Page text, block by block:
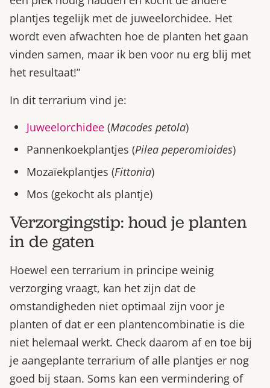
plantjes tegelijk met de juweelorchidee. Het
wordt even afwachten hoe de planten het gaan
vinden samen, maar ik ben voor nu erg blij met
het resultaat!”
In dit terrarium vind je:
Juweelorchidee (Macodes petola)
Pannenkoekplantjes (Pilea peperomioides)
Mozaïekplantjes (Fittonia)
Mos (gekocht als plantje)
Verzorgingstip: houd je planten
in de gaten
Hoewel een terrarium in principe weinig
verzorging vraagt, kan het zijn dat de
omstandigheden niet optimaal zijn voor je
planten of dat er een plantencombinatie is die
niet helemaal werkt. Check daarom af en toe bij
je aangeplante terrarium of alle plantjes er nog
goed bij staan. Soms kan een vermindering of